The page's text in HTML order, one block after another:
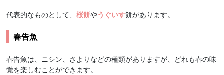
代表的なものとして、桜餅やうぐいす餅があります。
春告魚
春告魚は、ニシン、さよりなどの種類がありますが、どれも春の味
覚を楽しむことができます。